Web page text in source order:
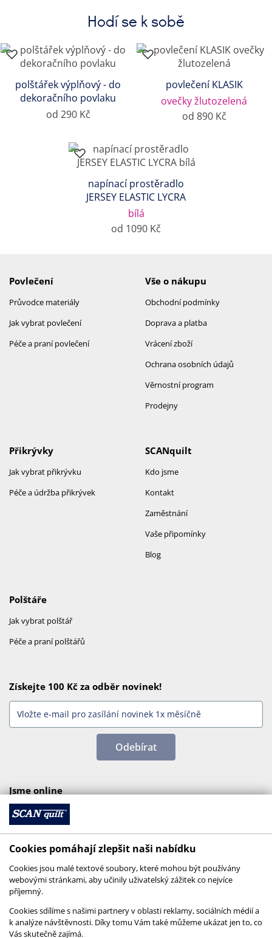
Hodí se k sobě
polštářek výplňový - do
dekoračního povlaku
od 290 Kč
povlečení KLASIK
ovečky žlutozelená
od 890 Kč
napínací prostěradlo
JERSEY ELASTIC LYCRA
bílá
od 1090 Kč
Povlečení
Průvodce materiály
Jak vybrat povlečení
Péče a praní povlečení
Vše o nákupu
Obchodní podmínky
Doprava a platba
Vrácení zboží
Ochrana osobních údajů
Věrnostní program
Prodejny
SCANquilt
Kdo jsme
Kontakt
Zaměstnání
Vaše připomínky
Blog
Přikrývky
Jak vybrat přikrývku
Péče a údržba přikrývek
Polštáře
Jak vybrat polštář
Péče a praní polštářů
Získejte 100 Kč za odběr novinek!
Odebírat
Jsme online
Cookies pomáhají zlepšit naši nabídku
Cookies jsou malé textové soubory, které mohou být používány
webovými stránkami, aby učinily uživatelský zážitek co nejvíce
příjemný.
Cookies sdílíme s našimi partnery v oblasti reklamy, sociálních médií a
k analýze návštěvnosti. Díky tomu Vám také můžeme ukázat jen to, co
Vás skutečně zajímá.